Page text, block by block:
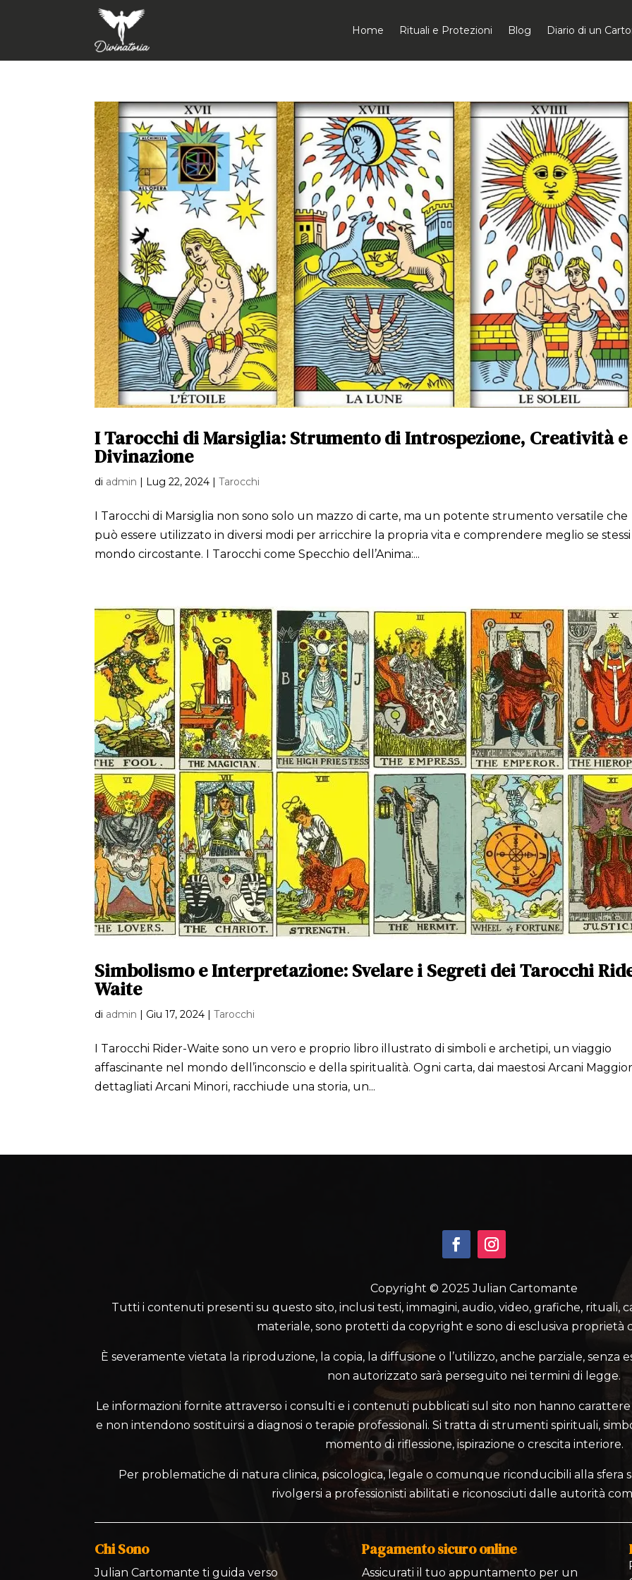
Home Rituali e Protezioni Blog Diario di un
I Tarocchi di Marsiglia: Strumento di Introspezione, Creatività e
Divinazione
di admin | Lug 22, 2024 |Tarocchi
I Tarocchi di Marsiglia non sono solo un mazzo di carte, ma un potente strumento versatile che
può essere utilizzato in diversi modi per arricchire la propria vita e comprendere meglio se
mondo circostante. I Tarocchi come Specchio dell’Anima:...
Simbolismo e Interpretazione: Svelare i Segreti dei Tarocchi
Waite
di admin | Giu 17, 2024 |Tarocchi
I Tarocchi Rider-Waite sono un vero e proprio libro illustrato di simboli e archetipi, un viaggio
affascinante nel mondo dell’inconscio e della spiritualità. Ogni carta, dai maestosi Arcani
dettagliati Arcani Minori, racchiude una storia, un...
Copyright © 2025 Julian Cartomante
Tutti i contenuti presenti su questo sito, inclusi testi, immagini, audio, video, grafiche, rituali,
materiale, sono protetti da copyright e sono di esclusiva proprietà
È severamente vietata la riproduzione, la copia, la diffusione o l’utilizzo, anche parziale, senza
non autorizzato sarà perseguito nei termini di legge.
Le informazioni fornite attraverso i consulti e i contenuti pubblicati sul sito non hanno carattere
e non intendono sostituirsi a diagnosi o terapie professionali. Si tratta di strumenti spirituali,
momento di riflessione, ispirazione o crescita interiore.
Per problematiche di natura clinica, psicologica, legale o comunque riconducibili alla sfera
rivolgersi a professionisti abilitati e riconosciuti dalle autorità
Chi Sono
Julian Cartomante ti guida verso
Pagamento sicuro online
Assicurati il tuo appuntamento per un